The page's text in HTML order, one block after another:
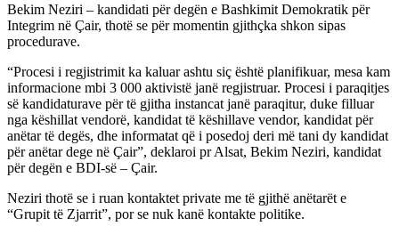
Bekim Neziri – kandidati për degën e Bashkimit Demokratik për
Integrim në Çair, thotë se për momentin gjithçka shkon sipas
procedurave.
“Procesi i regjistrimit ka kaluar ashtu siç është planifikuar, mesa kam
informacione mbi 3 000 aktivistë janë regjistruar. Procesi i paraqitjes
së kandidaturave për të gjitha instancat janë paraqitur, duke filluar
nga këshillat vendorë, kandidat të këshillave vendor, kandidat për
anëtar të degës, dhe informatat që i posedoj deri më tani dy kandidat
për anëtar dege në Çair”, deklaroi pr Alsat, Bekim Neziri, kandidat
për degën e BDI-së – Çair.
Neziri thotë se i ruan kontaktet private me të gjithë anëtarët e
“Grupit të Zjarrit”, por se nuk kanë kontakte politike.